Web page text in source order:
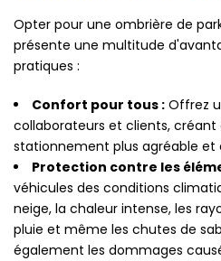
Opter pour une ombrière de
présente une multitude
pratiques :
Confort pour tous : Offrez
collaborateurs et clients,
stationnement plus agréable et
Protection contre les
véhicules des conditions
neige, la chaleur intense, les
pluie et même les chutes de
également les dommages